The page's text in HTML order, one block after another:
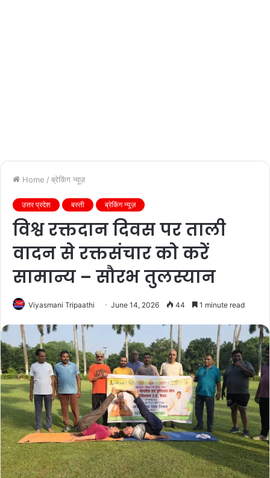
Home / ब्रेकिंग न्यूज़
उत्तर प्रदेश बस्ती ब्रेकिंग न्यूज़
विश्व रक्तदान दिवस पर ताली
वादन से रक्तसंचार को करें
सामान्य – सौरभ तुलस्यान
Viyasmani Tripaathi June 14, 2026 44 1 minute read